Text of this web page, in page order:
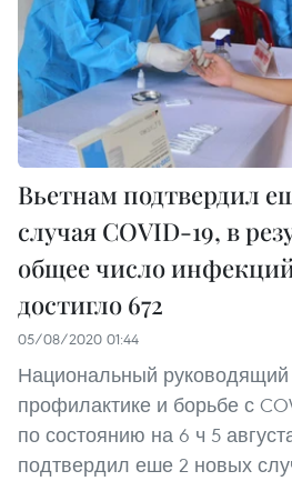
Вьетнам подтвердил
случая COVID-19, в
общее число
достигло 672
05/08/2020 01:44
Национальный руководящий
профилактике и борьбе с
по состоянию на 6 ч 5
подтвердил еше 2 новых